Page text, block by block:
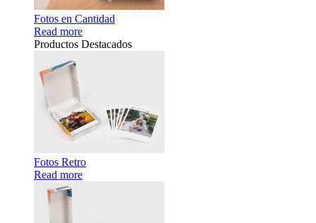
Fotos en Cantidad
Read more
Productos Destacados
Fotos Retro
Read more